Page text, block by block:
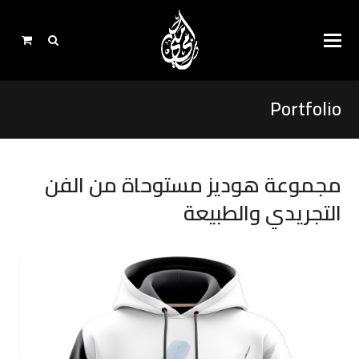
Portfolio
مجموعة هوديز مستوحاة من الفن
التجريدي والطبيعة